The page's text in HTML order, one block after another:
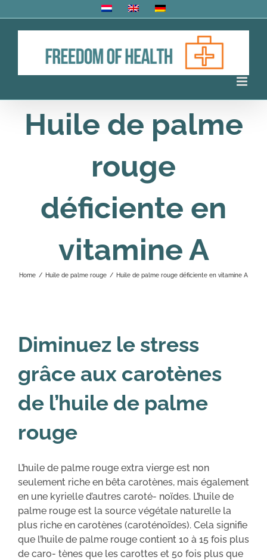
to
Huile de palme
rouge
déficiente en
vitamine A
Home / Huile de palme rouge / Huile de palme rouge déficiente en vitamine A
Diminuez le stress
grâce aux carotènes
de l’huile de palme
rouge
L’huile de palme rouge extra vierge est non
seulement riche en bêta carotènes, mais également
en une kyrielle d’autres caroté- noïdes. L’huile de
palme rouge est la source végétale naturelle la
plus riche en carotènes (caroténoïdes). Cela signifie
que l’huile de palme rouge contient 10 à 15 fois plus
de caro- tènes que les carottes et 50 fois plus que